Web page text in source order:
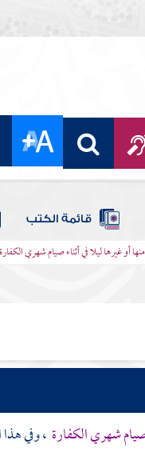
قائمة الكتب
أو غيرها ليلا في أثناء صيام شهري الكفارة
صيام شهري الكفارة، وفي